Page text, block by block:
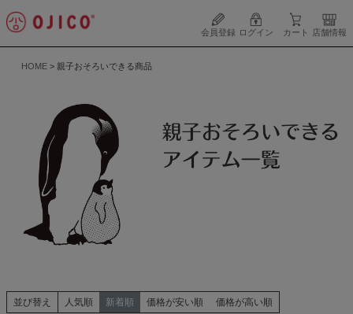
会員登録 ログイン カート 店舗情報
HOME 親子おそろいできる商品
並び替え 人気順 新着順 価格が安い順 価格が高い順